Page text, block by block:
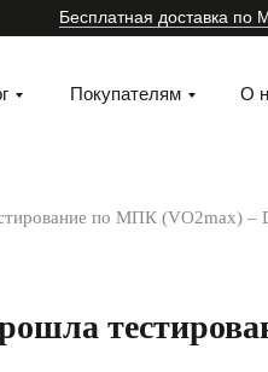
Бесплатная доставка по
Покупателям О
по МПК (VO2max)